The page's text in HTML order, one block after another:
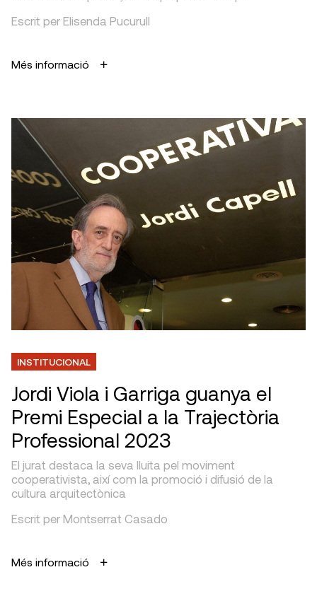
Escrit per Elisenda Pucurull
Més informació
INSTITUCIONAL
Jordi Viola i Garriga guanya el
Premi Especial a la Trajectòria
Professional 2023
El jurat destaca la seva lluita pel moviment
cooperativista, així com la promoció i difusió de la
cultura arquitectònica
Escrit per Montserrat Casado
Més informació